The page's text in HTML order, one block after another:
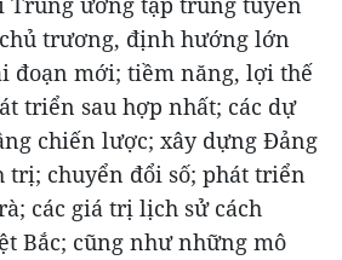
trương, định hướng lớn
đoạn mới; tiềm năng, lợi thế
triển sau hợp nhất; các dự
chiến lược; xây dựng Đảng
trị; chuyển đổi số; phát triển
các giá trị lịch sử cách
Bắc; cũng như những mô